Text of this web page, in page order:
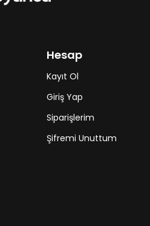
Hesap
Kayıt Ol
Giriş Yap
Siparişlerim
Şifremi Unuttum